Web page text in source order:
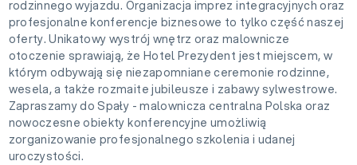
rodzinnego wyjazdu. Organizacja imprez integracyjnych oraz
profesjonalne konferencje biznesowe to tylko część naszej
oferty. Unikatowy wystrój wnętrz oraz malownicze
otoczenie sprawiają, że Hotel Prezydent jest miejscem, w
którym odbywają się niezapomniane ceremonie rodzinne,
wesela, a także rozmaite jubileusze i zabawy sylwestrowe.
Zapraszamy do Spały - malownicza centralna Polska oraz
nowoczesne obiekty konferencyjne umożliwią
zorganizowanie profesjonalnego szkolenia i udanej
uroczystości.